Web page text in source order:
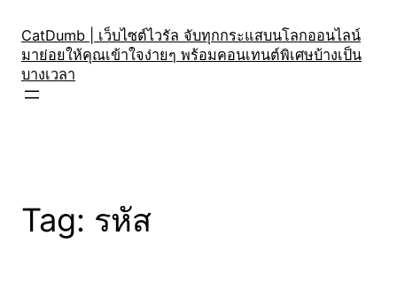
content
CatDumb | เว็บไซต์ไวรัล จับทุกกระแสบนโลกออนไลน์
มาย่อยให้คุณเข้าใจง่ายๆ พร้อมคอนเทนต์พิเศษบ้างเป็น
บางเวลา
Tag: รหัส